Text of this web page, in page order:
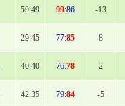
59:49 99:86 -13
29:45 77:85 8
40:40 76:78 2
42:35 79:84 -5